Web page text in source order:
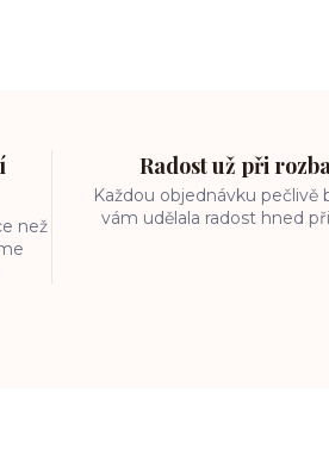
než
Radost už při
Každou objednávku pečlivě
vám udělala radost hned